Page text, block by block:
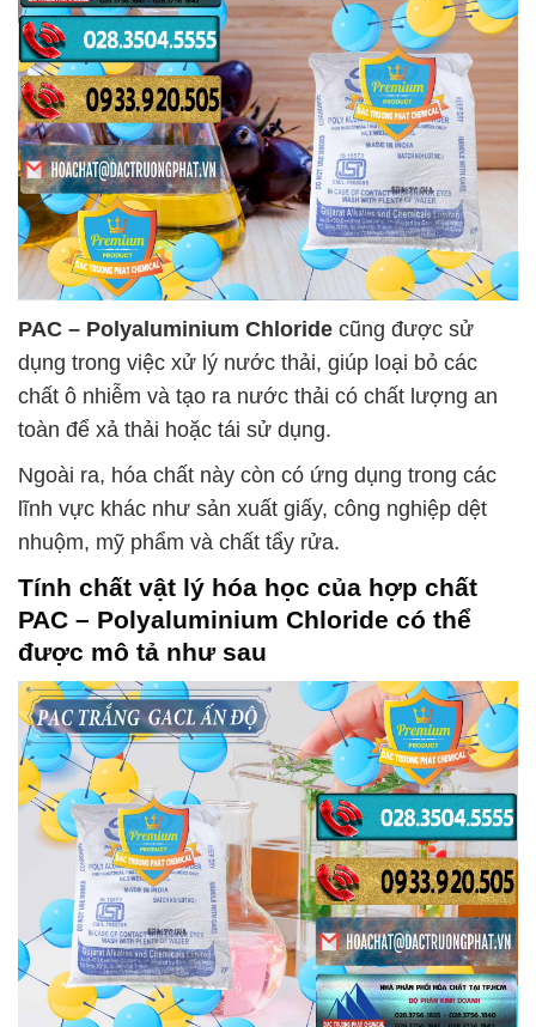
PAC – Polyaluminium Chloride cũng được sử
dụng trong việc xử lý nước thải, giúp loại bỏ các
chất ô nhiễm và tạo ra nước thải có chất lượng an
toàn để xả thải hoặc tái sử dụng.
Ngoài ra, hóa chất này còn có ứng dụng trong các
lĩnh vực khác như sản xuất giấy, công nghiệp dệt
nhuộm, mỹ phẩm và chất tẩy rửa.
Tính chất vật lý hóa học của hợp chất
PAC – Polyaluminium Chloride có thể
được mô tả như sau